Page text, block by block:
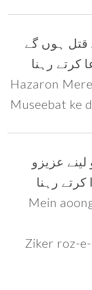
قتل ہوں گے
کرتے رہنا
Hazaron
Museebat ke
لینے عزیزو
رہنا
Mein
Ziker roz-